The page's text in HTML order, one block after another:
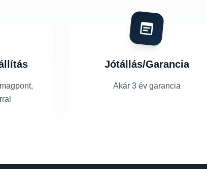
Jótállás/Garancia
Akár 3 év garancia